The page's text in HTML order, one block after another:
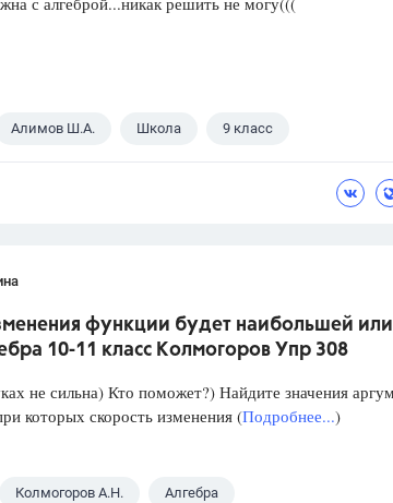
Алимов Ш.А. Школа 9 класс
функции будет наибольшей или
10-11 класс Колмогоров Упр 308
не сильна) Кто поможет?) Найдите значения
которых скорость изменения (Подробнее...)
Колмогоров А.Н. Алгебра